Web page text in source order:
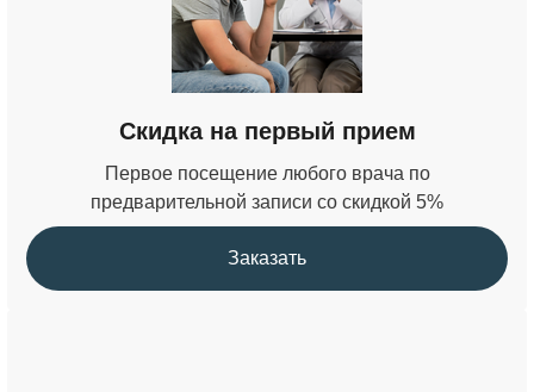
Скидка на первый прием
Первое посещение любого врача по
предварительной записи со скидкой 5%
Заказать